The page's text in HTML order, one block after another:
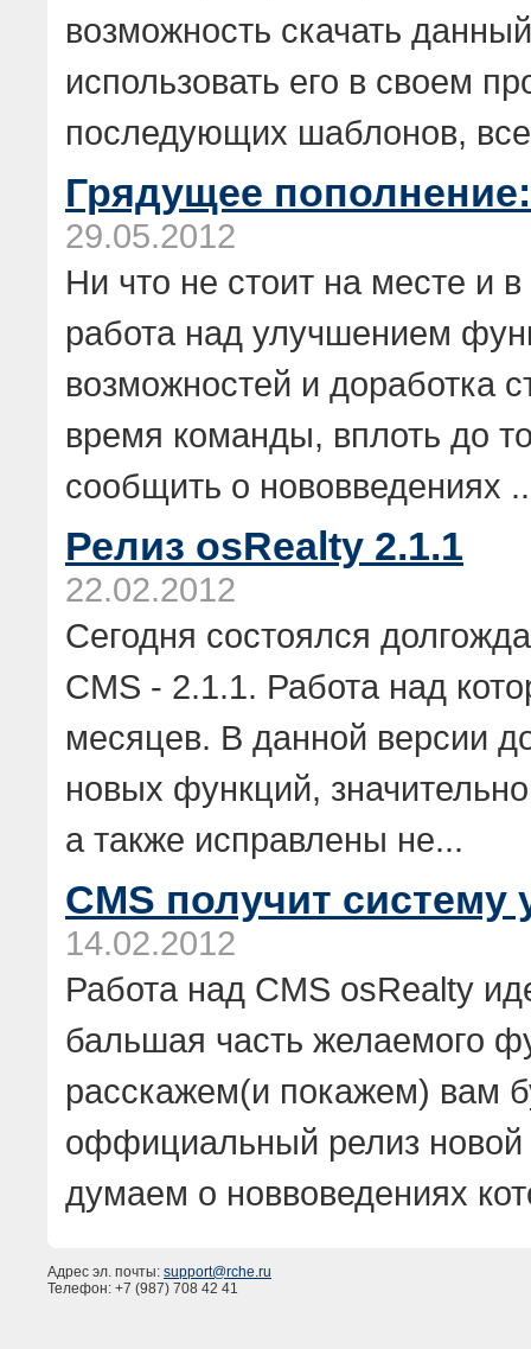
возможность скачать
использовать его в своем
последующих шаблонов,
Грядущее
29.05.2012
Ни что не стоит на месте и
работа над улучшением
возможностей и доработка
время команды, вплоть до
сообщить о нововведениях
Релиз osRealty 2.1.1
22.02.2012
Сегодня состоялся
CMS - 2.1.1. Работа над
месяцев. В данной версии
новых функций,
а также исправлены не...
CMS получит
14.02.2012
Работа над CMS osRealty
бальшая часть желаемого
расскажем(и покажем) вам
оффициальный релиз
думаем о новвоведениях
Адрес эл. почты: support@rche.ru
Телефон: +7 (987) 708 42 41